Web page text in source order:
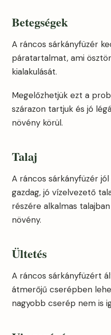
Betegségek
A ráncos sárkányfüzér
páratartalmat, ami
kialakulását.
Megelőzhetjük ezt a
szárazon tartjuk és jó
növény körül.
Talaj
A ráncos sárkányfüzér
gazdag, jó vízelvezető
részére alkalmas
növény.
Ültetés
A ráncos sárkányfüzért
átmerőjű cserépben
nagyobb cserép nem is